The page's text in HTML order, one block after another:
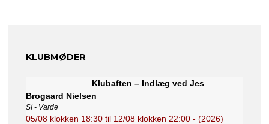
KLUBMØDER
Klubaften – Indlæg ved Jes
Brogaard Nielsen
SI - Varde
05/08 klokken 18:30 til 12/08 klokken 22:00 - (2026)